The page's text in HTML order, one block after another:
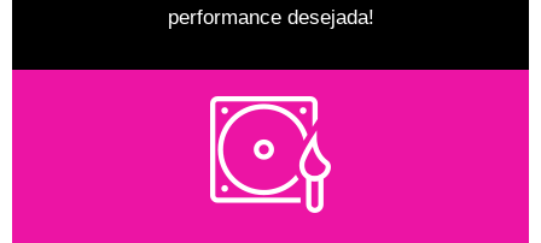
performance desejada!